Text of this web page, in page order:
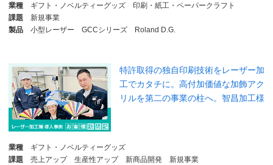
業種 ギフト・ノベルティーグッズ
印刷・紙工・ペーパークラフト
課題
新規事業
製品
小型レーザー GCCシリーズ Roland D.G.
特許取得の独自印刷技術をレーザー加
工でカタチに。高付加価値な加飾アク
リルを第二の事業の柱へ。智昌加工様
業種
ギフト・ノベルティーグッズ
課題
売上アップ 生産性アップ 新商品開発
新規事業